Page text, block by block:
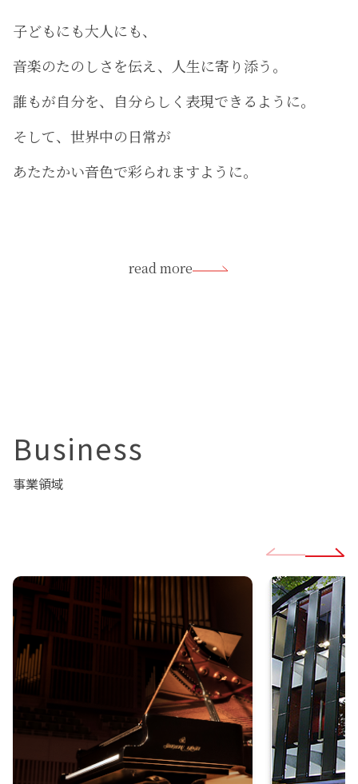
子どもにも大人にも、
音楽のたのしさを伝え、人生に寄り添う。
誰もが自分を、自分らしく表現できるように。
そして、世界中の日常が
あたたかい音色で彩られますように。
read more
Business
事業領域